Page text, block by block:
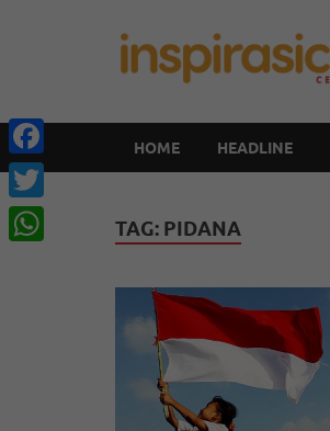
HOME HEADLINE
TAG: PIDANA
Facebook
Twitter